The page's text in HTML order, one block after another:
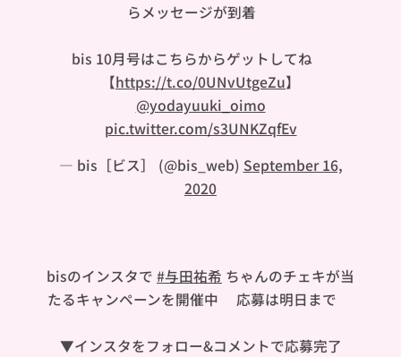
らメッセージが到着🍠
bis 10月号はこちらからゲットしてね👇🏻
【https://t.co/0UNvUtgeZu】
@yodayuuki_oimo
pic.twitter.com/s3UNKZqfEv
— bis［ビス］ (@bis_web) September 16,
2020
bisのインスタで #与田祐希 ちゃんのチェキが当
たるキャンペーンを開催中🎉応募は明日まで🐼
▼インスタをフォロー&コメントで応募完了